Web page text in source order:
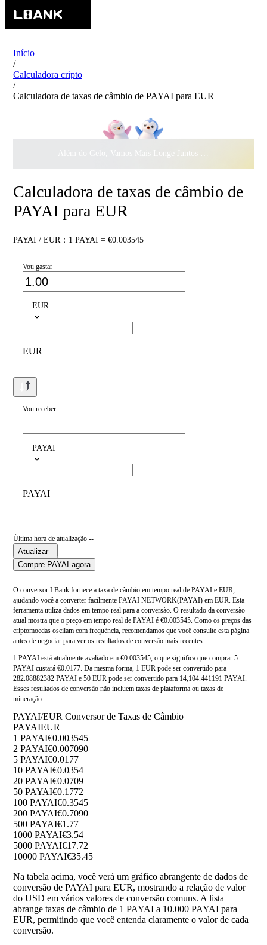
Início
/
Calculadora cripto
/
Calculadora de taxas de câmbio de PAYAI para EUR
Além do Gelo, Vamos Mais Longe Juntos ·$500.000
Calculadora de taxas de câmbio de
PAYAI para EUR
PAYAI / EUR：1 PAYAI = €0.003545
Vou gastar
EUR
EUR
Vou receber
PAYAI
PAYAI
Última hora de atualização --
Atualizar
Compre PAYAI agora
O conversor LBank fornece a taxa de câmbio em tempo real de PAYAI e EUR,
ajudando você a converter facilmente PAYAI NETWORK(PAYAI) em EUR. Esta
ferramenta utiliza dados em tempo real para a conversão. O resultado da conversão
atual mostra que o preço em tempo real de PAYAI é €0.003545. Como os preços das
criptomoedas oscilam com frequência, recomendamos que você consulte esta página
antes de negociar para ver os resultados de conversão mais recentes.
1 PAYAI está atualmente avaliado em €0.003545, o que significa que comprar 5
PAYAI custará €0.0177. Da mesma forma, 1 EUR pode ser convertido para
282.08882382 PAYAI e 50 EUR pode ser convertido para 14,104.441191 PAYAI.
Esses resultados de conversão não incluem taxas de plataforma ou taxas de
mineração.
PAYAI/EUR Conversor de Taxas de Câmbio
PAYAIEUR
1 PAYAI€0.003545
2 PAYAI€0.007090
5 PAYAI€0.0177
10 PAYAI€0.0354
20 PAYAI€0.0709
50 PAYAI€0.1772
100 PAYAI€0.3545
200 PAYAI€0.7090
500 PAYAI€1.77
1000 PAYAI€3.54
5000 PAYAI€17.72
10000 PAYAI€35.45
Na tabela acima, você verá um gráfico abrangente de dados de
conversão de PAYAI para EUR, mostrando a relação de valor
do USD em vários valores de conversão comuns. A lista
abrange taxas de câmbio de 1 PAYAI a 10.000 PAYAI para
EUR, permitindo que você entenda claramente o valor de cada
conversão.